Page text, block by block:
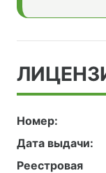
Номер:
Дата выдачи:
Реестровая